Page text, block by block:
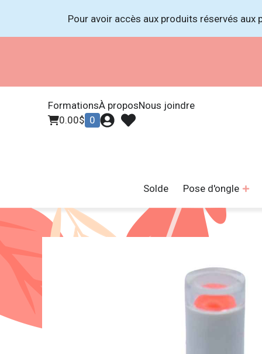
Pour avoir accès aux produits réservés
FormationsÀ proposNous joindre
0.00$ 0
Solde Pose d'ongle